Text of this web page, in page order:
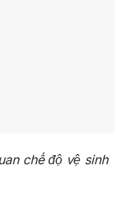
chế độ vệ sinh